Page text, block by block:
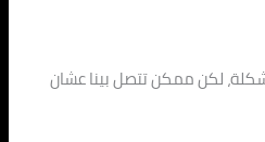
لكن ممكن تتصل بينا عشان